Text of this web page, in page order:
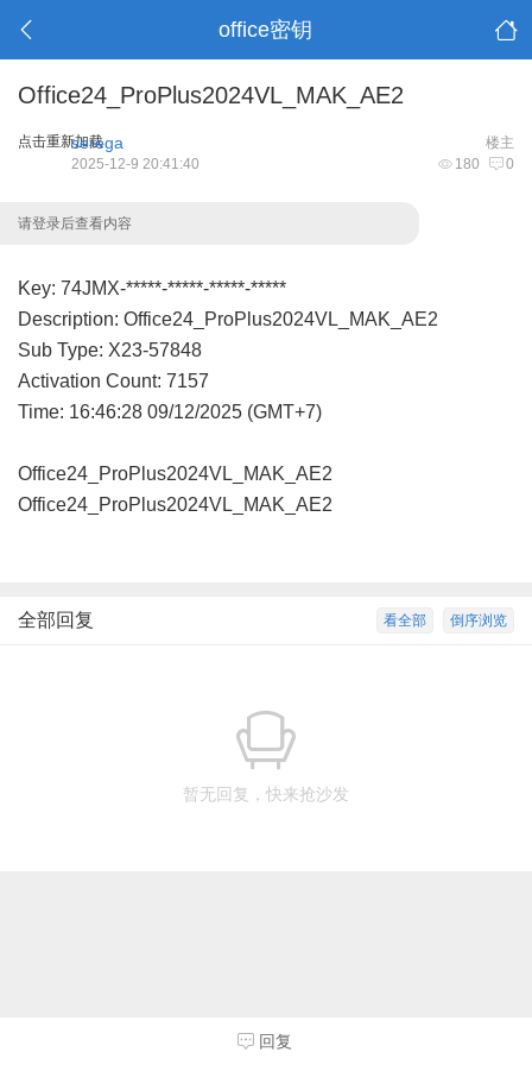
office密钥
Office24_ProPlus2024VL_MAK_AE2
点击重新加载 楼主
serega
180 0
2025-12-9 20:41:40
请登录后查看内容
Key: 74JMX-*****-*****-*****-*****
Description: Office24_ProPlus2024VL_MAK_AE2
Sub Type: X23-57848
Activation Count: 7157
Time: 16:46:28 09/12/2025 (GMT+7)
Office24_ProPlus2024VL_MAK_AE2
Office24_ProPlus2024VL_MAK_AE2
倒序浏览
看全部
全部回复
暂无回复，快来抢沙发
回复